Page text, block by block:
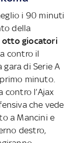
i 90 minuti
della
otto giocatori
contro il
di Serie A
minuto.
contro l’Ajax
che vede
a Mancini e
destro,